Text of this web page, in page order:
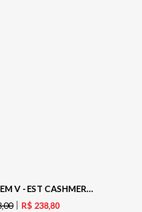
BATA EM V - EST CASHMERE VINHO
,00 R$ 23880